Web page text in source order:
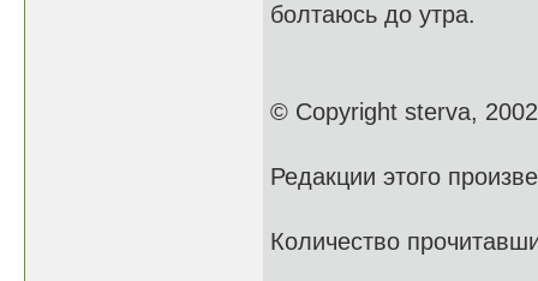
болтаюсь до утра.
© Copyright sterva, 2002
Редакции этого
Количество